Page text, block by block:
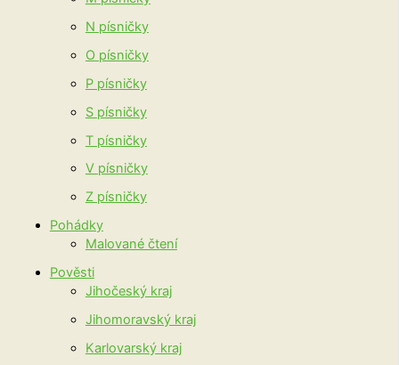
N písničky
O písničky
P písničky
S písničky
T písničky
V písničky
Z písničky
Pohádky
Malované čtení
Pověsti
Jihočeský kraj
Jihomoravský kraj
Karlovarský kraj